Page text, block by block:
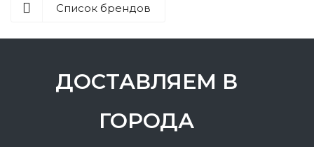
Список брендов
ДОСТАВЛЯЕМ В
ГОРОДА